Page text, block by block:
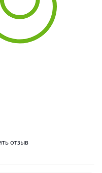
отзыв